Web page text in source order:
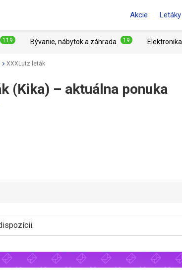
Akcie Letáky
119 Bývanie, nábytok a záhrada 19 Elektronika
XXXLutz leták
(Kika) –⁠ aktuálna ponuka